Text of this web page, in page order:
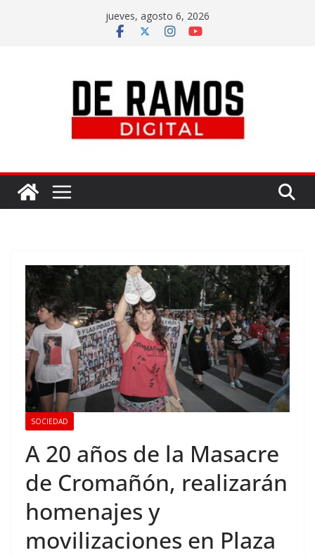
jueves, agosto 6, 2026
SOCIEDAD
A 20 años de la Masacre
de Cromañón, realizarán
homenajes y
movilizaciones en Plaza